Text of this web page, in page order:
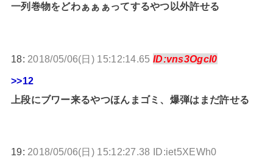
一列巻物をどわぁぁぁってするやつ以外許せる
18: 2018/05/06(日) 15:12:14.65 ID:vns3OgcI0
>>12
上段にブワー来るやつほんまゴミ、爆弾はまだ許せる
19: 2018/05/06(日) 15:12:27.38 ID:iet5XEWh0